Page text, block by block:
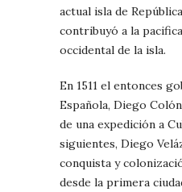
actual isla de
contribuyó a la
occidental de la isla.
En 1511 el entonces
Española, Diego
de una expedición a
siguientes, Diego
conquista y
desde la primera